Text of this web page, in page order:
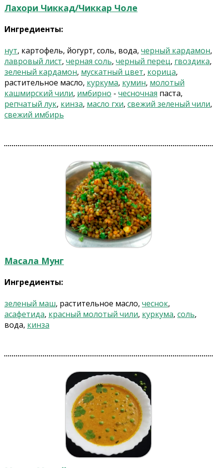
Лахори Чиккад/Чиккар Чоле
Ингредиенты:
нут, картофель, йогурт, соль, вода, черный кардамон,
лавровый лист, черная соль, черный перец, гвоздика,
зеленый кардамон, мускатный цвет, корица,
растительное масло, куркума, кумин, молотый
кашмирский чили, имбирно - чесночная паста,
репчатый лук, кинза, масло гхи, свежий зеленый чили,
свежий имбирь
Масала Мунг
Ингредиенты:
зеленый маш, растительное масло, чеснок,
асафетида, красный молотый чили, куркума, соль,
вода, кинза